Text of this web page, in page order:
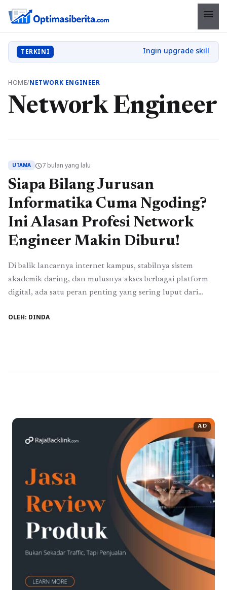
menu
TERKINI
HOME/NETWORK ENGINEER
Network Engineer
UTAMA schedule7 bulan yang lalu
Siapa Bilang Jurusan
Informatika Cuma Ngoding?
Ini Alasan Profesi Network
Engineer Makin Diburu!
Di balik lancarnya internet kampus, stabilnya sistem
akademik daring, dan mulusnya akses berbagai platform
digital, ada satu peran penting yang sering luput dari
tulang punggung infrastruktur teknologi modern dan
OLEH: DINDA
AD